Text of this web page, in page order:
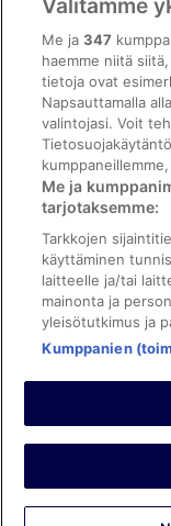
ebookers BONUS+ -
Oikeudelliset tiedot /
Sisältövaatimukset
Tuki
Ota yhteyttä
Varauksen
Varaa lento
Hyvityksen
©2026 Expedia, Inc.,
pidätetään. ebookers
tavaramerkkejä tai
Välitämme
Me ja347
haemme niitä
tietoja ovat
Napsauttamalla
valintojasi. Voit
Me ja
tarjotaksemme:
Tarkkojen
käyttäminen
laitteelle ja/tai
mainonta ja
yleisötutkimus ja
Kumppanien